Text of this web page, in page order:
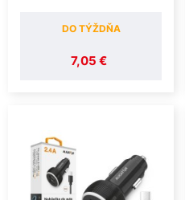
7,05 €
DO TÝŽDŇA